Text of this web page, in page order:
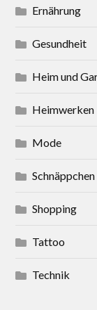
Ernährung
Gesundheit
Heim und
Heimwerken
Mode
Schnäppchen
Shopping
Tattoo
Technik